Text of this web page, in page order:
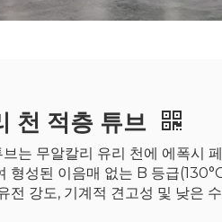
천 적층 튜브
는 무알칼리 유리 천에 에폭시
형성된 이음매 없는 B 등급
전 강도, 기계적 견고성 및 낮은